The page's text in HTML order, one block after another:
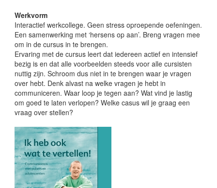
Werkvorm
Interactief werkcollege. Geen stress oproepende oefeningen.
Een samenwerking met ‘hersens op aan’. Breng vragen mee
om in de cursus in te brengen.
Ervaring met de cursus leert dat iedereen actief en intensief
bezig is en dat alle voorbeelden steeds voor alle cursisten
nuttig zijn. Schroom dus niet in te brengen waar je vragen
over hebt. Denk alvast na welke vragen je hebt in
communiceren. Waar loop je tegen aan? Wat vind je lastig
om goed te laten verlopen? Welke casus wil je graag een
vraag over stellen?